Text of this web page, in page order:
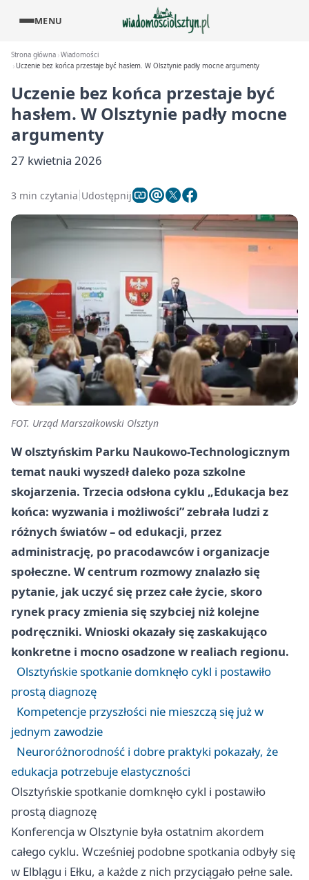
MENU
Strona główna Wiadomości
Uczenie bez końca przestaje być hasłem. W Olsztynie padły mocne argumenty
Uczenie bez końca przestaje być
hasłem. W Olsztynie padły mocne
argumenty
27 kwietnia 2026
3 min czytania Udostępnij
FOT. Urząd Marszałkowski Olsztyn
W olsztyńskim Parku Naukowo-Technologicznym
temat nauki wyszedł daleko poza szkolne
skojarzenia. Trzecia odsłona cyklu „Edukacja bez
końca: wyzwania i możliwości” zebrała ludzi z
różnych światów – od edukacji, przez
administrację, po pracodawców i organizacje
społeczne. W centrum rozmowy znalazło się
pytanie, jak uczyć się przez całe życie, skoro
rynek pracy zmienia się szybciej niż kolejne
podręczniki. Wnioski okazały się zaskakująco
konkretne i mocno osadzone w realiach regionu.
Olsztyńskie spotkanie domknęło cykl i postawiło
prostą diagnozę
Kompetencje przyszłości nie mieszczą się już w
jednym zawodzie
Neuroróżnorodność i dobre praktyki pokazały, że
edukacja potrzebuje elastyczności
Olsztyńskie spotkanie domknęło cykl i postawiło
prostą diagnozę
Konferencja w Olsztynie była ostatnim akordem
całego cyklu. Wcześniej podobne spotkania odbyły się
w Elblągu i Ełku, a każde z nich przyciągało pełne sale.